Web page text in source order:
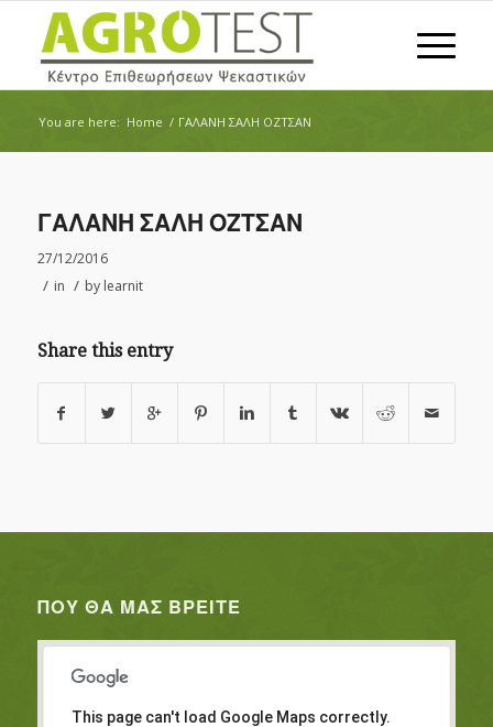
You are here: Home / ΓΑΛΑΝΗ ΣΑΛΗ ΟΖΤΣΑΝ
ΓΑΛΑΝΗ ΣΑΛΗ ΟΖΤΣΑΝ
27/12/2016
/ in / by learnit
Share this entry
ΠΟΥ ΘΑ ΜΑΣ ΒΡΕΊΤΕ
This page can't load Google Maps correctly.